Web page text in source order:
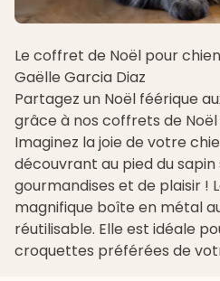
Le coffret de Noël pour
Gaëlle Garcia Diaz
Partagez un Noël féérique
grâce à nos coffrets de Noël
Imaginez la joie de votre
découvrant au pied du
gourmandises et de plaisir !
magnifique boîte en métal
réutilisable. Elle est idéale
croquettes préférées de